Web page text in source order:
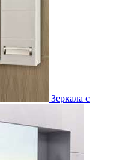
Зеркала с